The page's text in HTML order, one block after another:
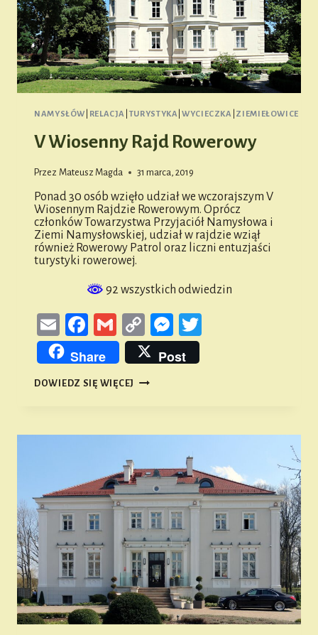
NAMYSŁÓW RELACJA TURYSTYKA |WYCIECZKA ZIEMIEŁOWICE
V Wiosenny Rajd Rowerowy
Przez Mateusz Magda 31 marca, 2019
Ponad 30 osób wzięło udział we wczorajszym V
Wiosennym Rajdzie Rowerowym. Oprócz
członków Towarzystwa Przyjaciół Namysłowa i
Ziemi Namysłowskiej, udział w rajdzie wziął
również Rowerowy Patrol oraz liczni entuzjaści
turystyki rowerowej.
92 wszystkich odwiedzin
EmailFacebook
GmailCopy
Link
Messenger
Share Post
DOWIEDZ SIĘ WIĘCEJ V